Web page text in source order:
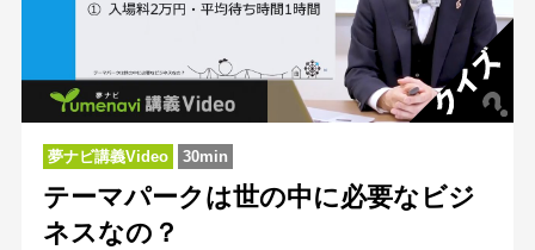
夢ナビ講義Video 30min
テーマパークは世の中に必要なビジ
ネスなの？